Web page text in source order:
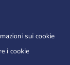
sui cookie
i cookie